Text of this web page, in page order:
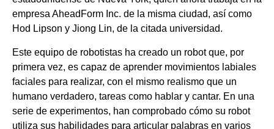
empresa AheadForm Inc. de la misma ciudad, así como
Hod Lipson y Jiong Lin, de la citada universidad.
Este equipo de robotistas ha creado un robot que, por
primera vez, es capaz de aprender movimientos labiales
faciales para realizar, con el mismo realismo que un
humano verdadero, tareas como hablar y cantar. En una
serie de experimentos, han comprobado cómo su robot
utiliza sus habilidades para articular palabras en varios